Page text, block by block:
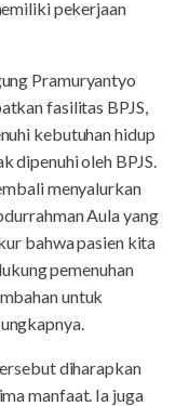
pekerjaan
Pramuryantyo
fasilitas BPJS,
kebutuhan hidup
dipenuhi oleh BPJS.
menyalurkan
Aula yang
bahwa pasien kita
pemenuhan
untuk
diharapkan
manfaat. Ia juga